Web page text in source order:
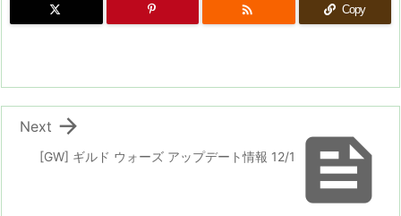
 Copy

[GW] ギルド ウォーズ アップデート情報 12/1

Next